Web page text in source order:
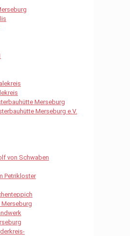
Merseburg
Merseburg e.V.
von Schwaben
Petrikloster